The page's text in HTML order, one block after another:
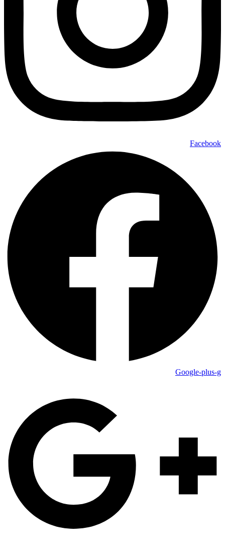
Facebook
Google-plus-g